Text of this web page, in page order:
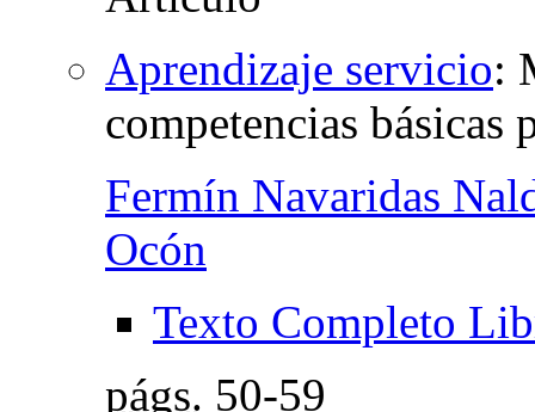
Aprendizaje servicio:
competencias
Fermín Navaridas
Ocón
Texto Completo
págs. 50-59